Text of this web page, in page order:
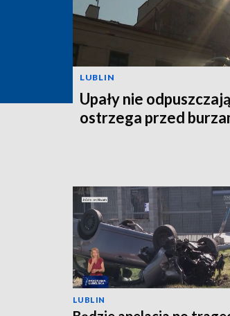
LUBLIN
Upały nie
ostrzega przed
LUBLIN